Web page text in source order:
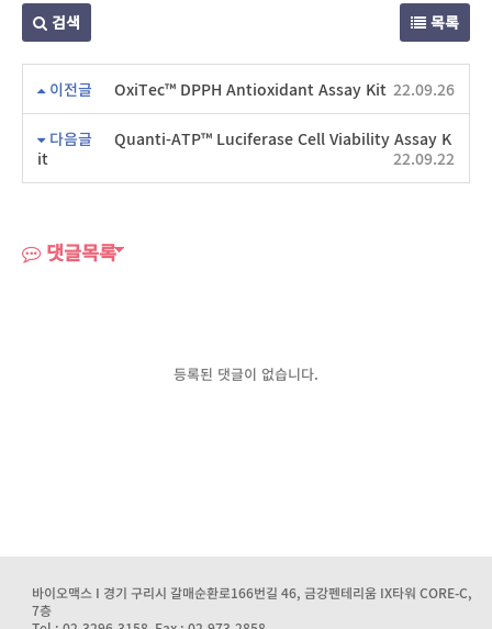
검색 목록
이전글 OxiTec™ DPPH Antioxidant Assay Kit 22.09.26
다음글
Quanti-ATP™ Luciferase Cell Viability Assay K
it
22.09.22
댓글목록
등록된 댓글이 없습니다.
바이오맥스 I 경기 구리시 갈매순환로166번길 46, 금강펜테리움 IX타워 CORE-C,
7층